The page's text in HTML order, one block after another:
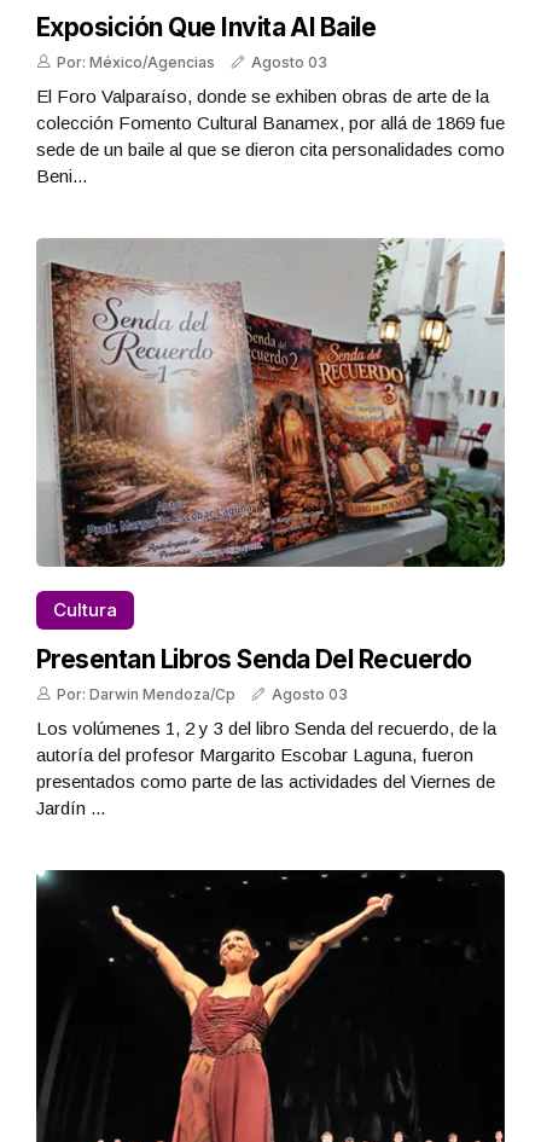
Exposición Que Invita Al Baile
Por: México/Agencias Agosto 03
El Foro Valparaíso, donde se exhiben obras de arte de la
colección Fomento Cultural Banamex, por allá de 1869 fue
sede de un baile al que se dieron cita personalidades como
Beni...
Cultura
Presentan Libros Senda Del Recuerdo
Por: Darwin Mendoza/Cp Agosto 03
Los volúmenes 1, 2 y 3 del libro Senda del recuerdo, de la
autoría del profesor Margarito Escobar Laguna, fueron
presentados como parte de las actividades del Viernes de
Jardín ...